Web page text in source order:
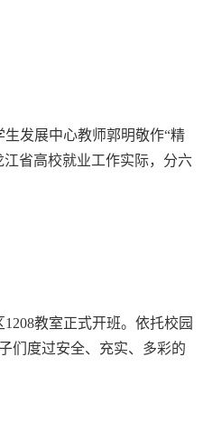
发展中心教师郭明敬作“精
省高校就业工作实际，分六
教室正式开班。依托校园
们度过安全、充实、多彩的